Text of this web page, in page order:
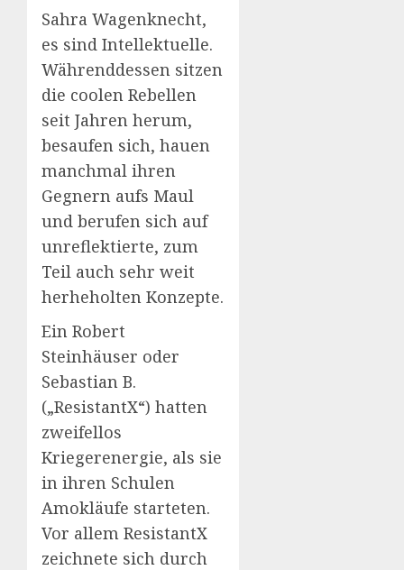
Sahra Wagenknecht,
es sind Intellektuelle.
Währenddessen sitzen
die coolen Rebellen
seit Jahren herum,
besaufen sich, hauen
manchmal ihren
Gegnern aufs Maul
und berufen sich auf
unreflektierte, zum
Teil auch sehr weit
herheholten Konzepte.
Ein Robert
Steinhäuser oder
Sebastian B.
(„ResistantX“) hatten
zweifellos
Kriegerenergie, als sie
in ihren Schulen
Amokläufe starteten.
Vor allem ResistantX
zeichnete sich durch